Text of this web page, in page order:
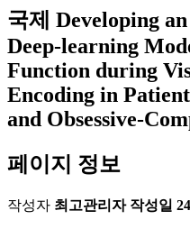
국제 Developing
Deep-learning
Function during
Encoding in
and Obsessive-
페이지 정보
작성자 최고관리자 작성일